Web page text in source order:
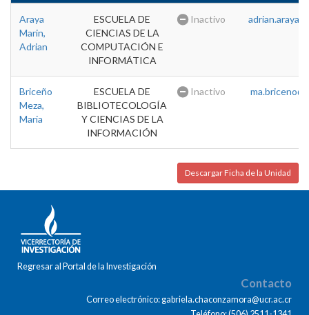
Araya
Marin,
Adrian
ESCUELA DE
CIENCIAS DE LA
COMPUTACIÓN E
INFORMÁTICA
Inactivo
Briceño
Meza,
Maria
ESCUELA DE
BIBLIOTECOLOGÍA
Y CIENCIAS DE LA
INFORMACIÓN
Inactivo
Descargar Ficha de la Unidad
Regresar al Portal de la Investigación
Contacto
Correo electrónico: gabriela.chaconzamora@ucr.ac.cr